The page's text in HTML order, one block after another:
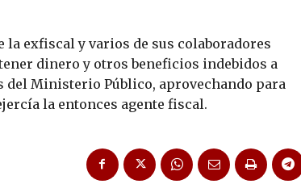
la exfiscal y varios de sus colaboradores
dinero y otros beneficios indebidos a
del Ministerio Público, aprovechando para
la entonces agente fiscal.